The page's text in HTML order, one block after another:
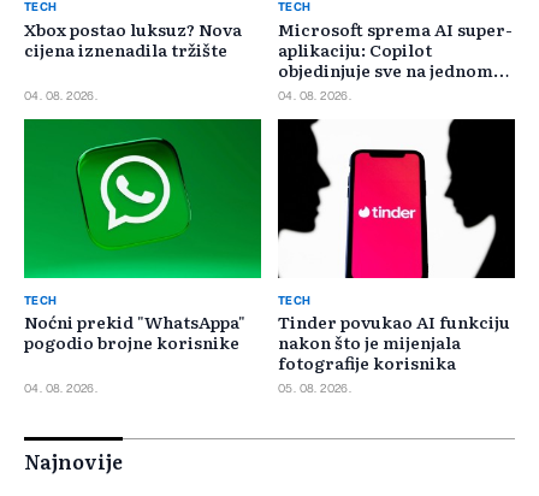
TECH
Xbox postao luksuz? Nova
cijena iznenadila tržište
04. 08. 2026.
TECH
Microsoft sprema AI super-
aplikaciju: Copilot
objedinjuje sve na jednom
mjestu
04. 08. 2026.
TECH
Noćni prekid "WhatsAppa"
pogodio brojne korisnike
04. 08. 2026.
TECH
Tinder povukao AI funkciju
nakon što je mijenjala
fotografije korisnika
05. 08. 2026.
Najnovije